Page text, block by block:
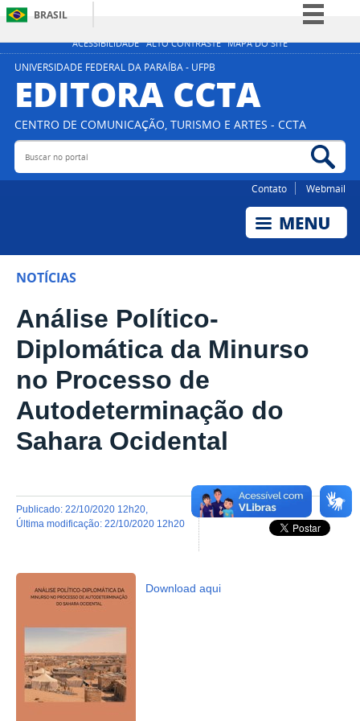
ACESSIBILIDADE ALTO CONTRASTE MAPA DO SITE
BRASIL
Simplifique!
Participe
Acesso à informação
Legislação
UNIVERSIDADE FEDERAL DA PARAÍBA - UFPB
EDITORA CCTA
CENTRO DE COMUNICAÇÃO, TURISMO E ARTES - CCTA
Buscar no portal
Contato Webmail
NOTÍCIAS
Análise Político-
Diplomática da Minurso
no Processo de
Autodeterminação do
Sahara Ocidental
publicado: 22/10/2020 12h20
última modificação: 22/10/2020 12h20
Download aqui